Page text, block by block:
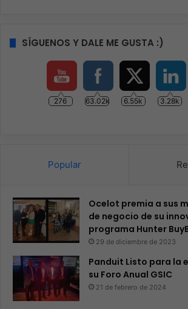
SÍGUENOS Y DALE ME GUSTA :)
276 63.02k 6.55k 3.28k
Popular
Ocelot premia a sus
de negocio de su
programa Hunter
29 de diciembre de 2023
Panduit Listo para la
su Foro Anual GSIC
21 de febrero de 2024